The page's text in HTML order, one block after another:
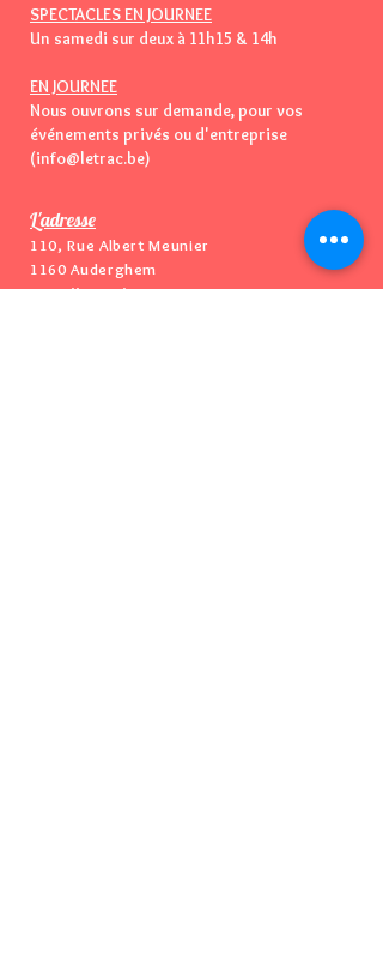
SPECTACLES EN JOURNEE
Un samedi sur deux à 11h15 & 14h
EN JOURNEE
Nous ouvrons sur demande, pour vos
événements privés ou d'entreprise
(info@letrac.be)
L'adresse
110, Rue Albert Meunier
1160 Auderghem
Bruxelles - Belgique